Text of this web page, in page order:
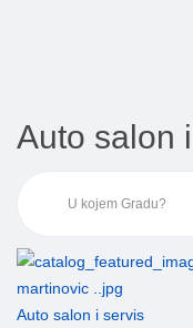
Auto salon
Auto salon i servis